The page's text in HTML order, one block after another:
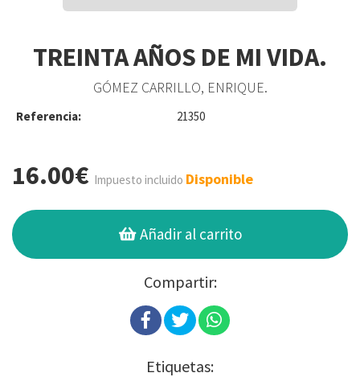
TREINTA AÑOS DE MI VIDA.
GÓMEZ CARRILLO, ENRIQUE.
Referencia: 21350
16.00€ Impuesto incluido Disponible
Añadir al carrito
Compartir:
Etiquetas: